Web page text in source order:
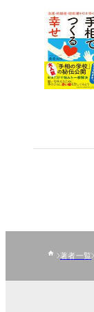
著者一覧